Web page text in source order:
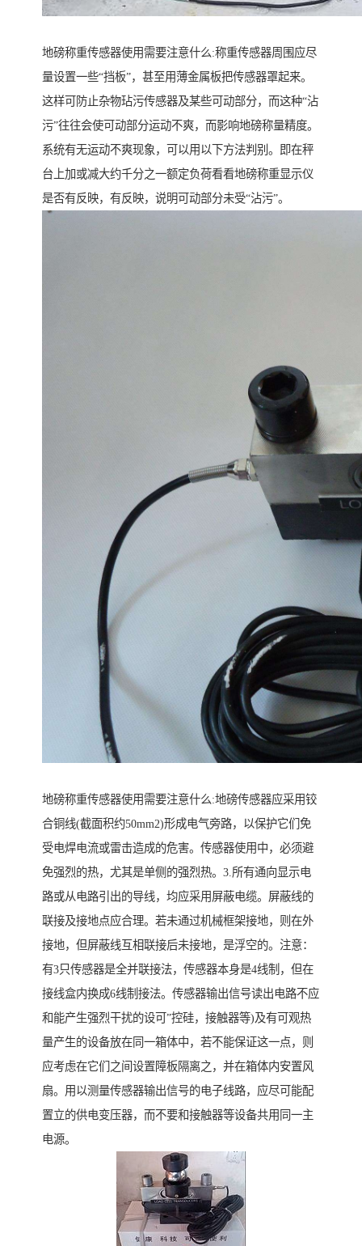
地磅称重传感器使用需要注意什么:称重传感器周围应尽
量设置一些“挡板”，甚至用薄金属板把传感器罩起来。
这样可防止杂物玷污传感器及某些可动部分，而这种“沾
污”往往会使可动部分运动不爽，而影响地磅称量精度。
系统有无运动不爽现象，可以用以下方法判别。即在秤
台上加或减大约千分之一额定负荷看看地磅称重显示仪
是否有反映，有反映，说明可动部分未受“沾污”。
地磅称重传感器使用需要注意什么:地磅传感器应采用铰
合铜线(截面积约50mm2)形成电气旁路，以保护它们免
受电焊电流或雷击造成的危害。传感器使用中，必须避
免强烈的热，尤其是单侧的强烈热。3.所有通向显示电
路或从电路引出的导线，均应采用屏蔽电缆。屏蔽线的
联接及接地点应合理。若未通过机械框架接地，则在外
接地，但屏蔽线互相联接后未接地，是浮空的。注意：
有3只传感器是全并联接法，传感器本身是4线制，但在
接线盒内换成6线制接法。传感器输出信号读出电路不应
和能产生强烈干扰的设可”控硅，接触器等)及有可观热
量产生的设备放在同一箱体中，若不能保证这一点，则
应考虑在它们之间设置障板隔离之，并在箱体内安置风
扇。用以测量传感器输出信号的电子线路，应尽可能配
置立的供电变压器，而不要和接触器等设备共用同一主
电源。